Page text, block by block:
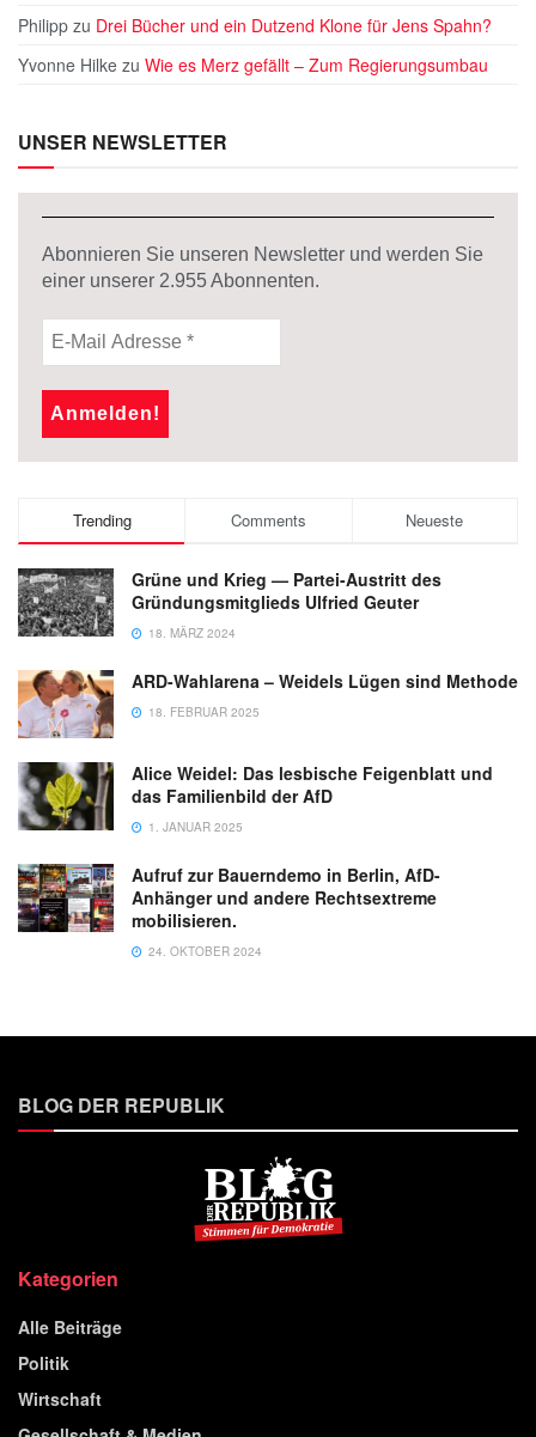
Philipp zu Drei Bücher und ein Dutzend Klone für Jens Spahn?
Yvonne Hilke zu Wie es Merz gefällt – Zum Regierungsumbau
UNSER NEWSLETTER
Abonnieren Sie unseren Newsletter und werden Sie
einer unserer 2.955Abonnenten.
Trending Comments Neueste
Grüne und Krieg — Partei-Austritt des
Gründungsmitglieds Ulfried Geuter
18. MÄRZ 2024
ARD-Wahlarena – Weidels Lügen sind Methode
18. FEBRUAR 2025
Alice Weidel: Das lesbische Feigenblatt und
das Familienbild der AfD
1. JANUAR 2025
Aufruf zur Bauerndemo in Berlin, AfD-
Anhänger und andere Rechtsextreme
mobilisieren.
24. OKTOBER 2024
BLOG DER REPUBLIK
Kategorien
Alle Beiträge
Politik
Wirtschaft